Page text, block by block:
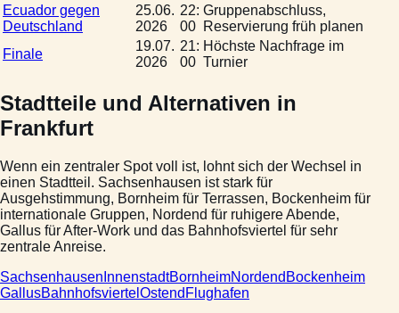
Ecuador gegen
Deutschland
25.06.
2026
22:
00
Gruppenabschluss,
Reservierung früh planen
Finale
19.07.
2026
21:
00
Höchste Nachfrage im
Turnier
Stadtteile und Alternativen in
Frankfurt
Wenn ein zentraler Spot voll ist, lohnt sich der Wechsel in
einen Stadtteil. Sachsenhausen ist stark für
Ausgehstimmung, Bornheim für Terrassen, Bockenheim für
internationale Gruppen, Nordend für ruhigere Abende,
Gallus für After-Work und das Bahnhofsviertel für sehr
zentrale Anreise.
Sachsenhausen InnenstadtBornheimNordend Bockenheim
GallusBahnhofsviertel Ostend Flughafen